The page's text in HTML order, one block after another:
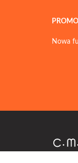
Nowa